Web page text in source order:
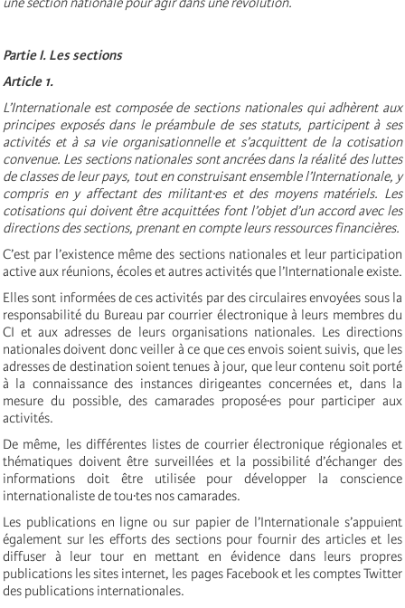
Partie I. Les sections
Article 1.
L’Internationale est composée de sections nationales qui adhèrent aux
principes exposés dans le préambule de ses statuts, participent à ses
activités et à sa vie organisationnelle et s’acquittent de la cotisation
convenue. Les sections nationales sont ancrées dans la réalité des luttes
de classes de leur pays, tout en construisant ensemble l’Internationale, y
compris en y affectant des militant·es et des moyens matériels. Les
cotisations qui doivent être acquittées font l’objet d’un accord avec les
directions des sections, prenant en compte leurs ressources financières.
C’est par l’existence même des sections nationales et leur participation
active aux réunions, écoles et autres activités que l’Internationale existe.
Elles sont informées de ces activités par des circulaires envoyées sous la
responsabilité du Bureau par courrier électronique à leurs membres du
CI et aux adresses de leurs organisations nationales. Les directions
nationales doivent donc veiller à ce que ces envois soient suivis, que les
adresses de destination soient tenues à jour, que leur contenu soit porté
à la connaissance des instances dirigeantes concernées et, dans la
mesure du possible, des camarades proposé·es pour participer aux
activités.
De même, les différentes listes de courrier électronique régionales et
thématiques doivent être surveillées et la possibilité d’échanger des
informations doit être utilisée pour développer la conscience
internationaliste de tou·tes nos camarades.
Les publications en ligne ou sur papier de l’Internationale s’appuient
également sur les efforts des sections pour fournir des articles et les
diffuser à leur tour en mettant en évidence dans leurs propres
publications les sites internet, les pages Facebook et les comptes Twitter
des publications internationales.